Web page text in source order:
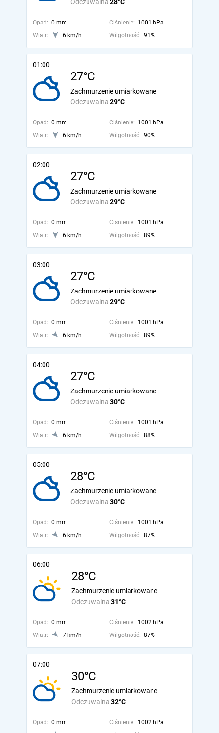
Odczuwalna 28°C
Opad: 0 mm Ciśnienie: 1001 hPa
Wiatr:
6 km/h Wilgotność: 91%
01:00
27°C
Odczuwalna 29°C
Zachmurzenie umiarkowane
Opad: 0 mm Ciśnienie: 1001 hPa
Wiatr:
6 km/h Wilgotność: 90%
02:00
27°C
Odczuwalna 29°C
Zachmurzenie umiarkowane
Opad: 0 mm Ciśnienie: 1001 hPa
Wiatr:
6 km/h Wilgotność: 89%
03:00
27°C
Odczuwalna 29°C
Zachmurzenie umiarkowane
Opad: 0 mm Ciśnienie: 1001 hPa
Wiatr:
6 km/h Wilgotność: 89%
04:00
27°C
Odczuwalna 30°C
Zachmurzenie umiarkowane
Opad: 0 mm Ciśnienie: 1001 hPa
Wiatr:
6 km/h Wilgotność: 88%
05:00
28°C
Odczuwalna 30°C
Zachmurzenie umiarkowane
Opad: 0 mm Ciśnienie: 1001 hPa
Wiatr:
6 km/h Wilgotność: 87%
06:00
28°C
Odczuwalna 31°C
Zachmurzenie umiarkowane
Opad: 0 mm Ciśnienie: 1002 hPa
Wiatr:
7 km/h Wilgotność: 87%
07:00
30°C
Odczuwalna 32°C
Zachmurzenie umiarkowane
Opad: 0 mm Ciśnienie: 1002 hPa